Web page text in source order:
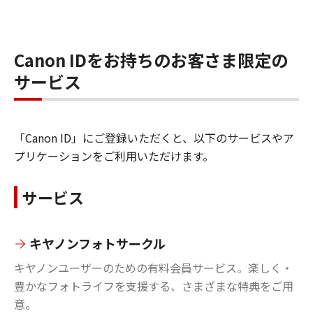
Canon IDをお持ちのお客さま限定の
サービス
「Canon ID」にご登録いただくと、以下のサービスやア
プリケーションをご利用いただけます。
サービス
キヤノンフォトサークル
キヤノンユーザーのための有料会員サービス。楽しく・
豊かなフォトライフを支援する、さまざまな特典をご用
意。